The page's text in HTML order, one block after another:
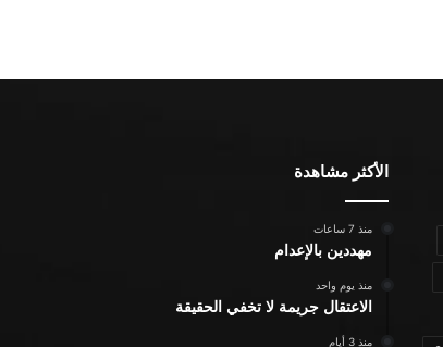
الأكثر مشاهدة
منذ 7 ساعات
مهددين بالإعدام
منذ يوم واحد
الاعتقال جريمة لا تخفي الحقيقة
منذ 3 أيام